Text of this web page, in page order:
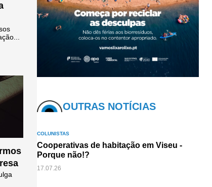
OUTRAS NOTÍCIAS
COLUNISTAS
Cooperativas de habitação em Viseu -
Porque não!?
17.07.26